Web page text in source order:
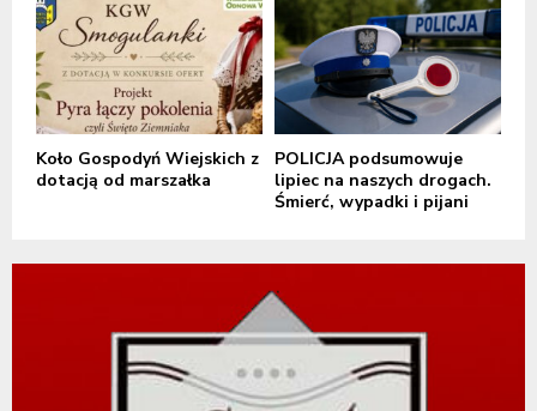
Koło Gospodyń Wiejskich z
dotacją od marszałka
POLICJA podsumowuje
lipiec na naszych drogach.
Śmierć, wypadki i pijani